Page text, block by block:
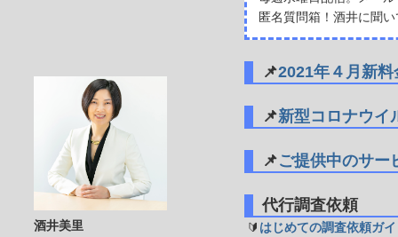
匿名質問箱！酒井に聞
📌2021年４月新
📌新型コロナウイ
📌ご提供中のサー
代行調査依頼
🔰 はじめての調査依頼ガ
酒井美里